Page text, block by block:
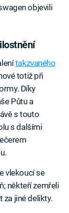
objevili
takzvaného
totiž při
Díky
Půtu a
s touto
s dalšími
vlekoucí se
někteří zemřeli
za jiné delikty.